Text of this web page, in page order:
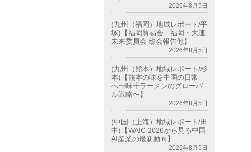
2026年8月5日
(九州（福岡）地域レポート/平
塚)【福岡貿易会、福岡・大連
未来委員会 総会報告他】
2026年8月5日
(九州（熊本）地域レポート/杉
本)【熊本の味を中国の日常
へ〜味千ラーメンのグローバ
ル戦略〜】
2026年8月5日
(中国（上海）地域レポート/田
中)【WAIC 2026から見る中国
AI産業の最新動向】
2026年8月5日